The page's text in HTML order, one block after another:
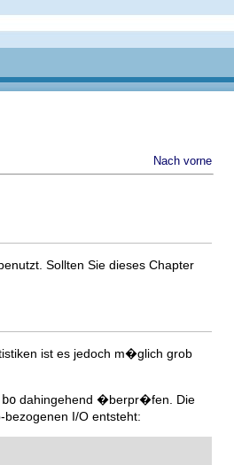
Nach vorne
Sollten Sie dieses Chapter
ist es jedoch m�glich grob
bo dahingehend �berpr�fen. Die
I/O entsteht: